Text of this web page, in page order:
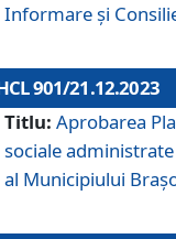
Informare și
901/21.12.2023
Titlu: Aprobarea
sociale
al Municipiului